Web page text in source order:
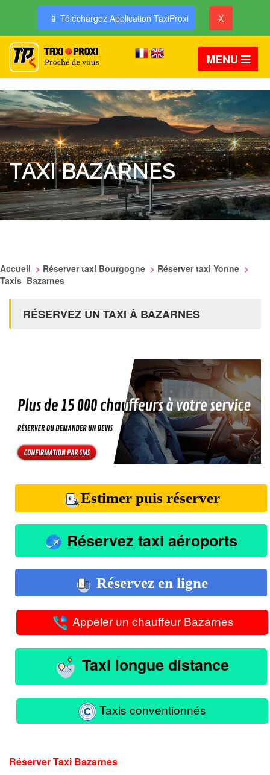
📱 Téléchargez Application TaxiProxi X
MENU
TAXI BAZARNES
Accueil > Réserver taxi Bourgogne > Réserver taxi Yonne >
Taxis Bazarnes
RÉSERVEZ UN TAXI À BAZARNES
Estimer puis réserver
Réservez taxi aéroports
Réservez en ligne
Appeler un chauffeur Bazarnes
Taxi longue distance
Taxis conventionnés
Réserver Taxi Bazarnes